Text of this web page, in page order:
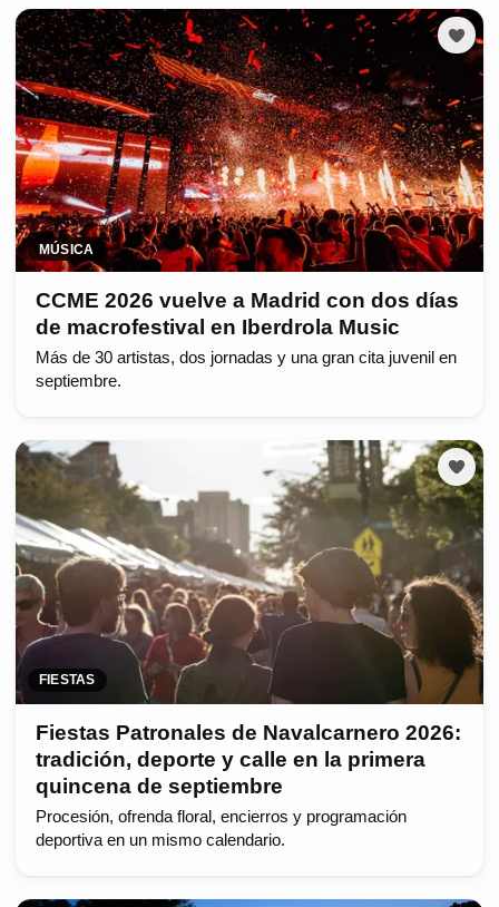
MÚSICA
CCME 2026 vuelve a Madrid con dos días
de macrofestival en Iberdrola Music
Más de 30 artistas, dos jornadas y una gran cita juvenil en
septiembre.
FIESTAS
Fiestas Patronales de Navalcarnero 2026:
tradición, deporte y calle en la primera
quincena de septiembre
Procesión, ofrenda floral, encierros y programación
deportiva en un mismo calendario.